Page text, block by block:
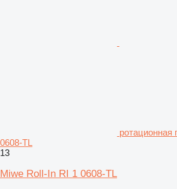
ротационная
0608-TL
13
Miwe Roll-In RI 1 0608-TL